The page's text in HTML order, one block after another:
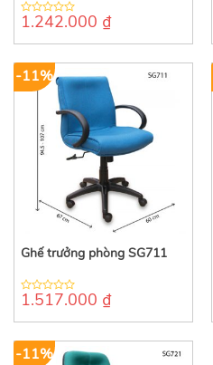
0
of
1.242.000 ₫
-11%
Ghế trưởng phòng SG711
0
of
1.517.000 ₫
-11%